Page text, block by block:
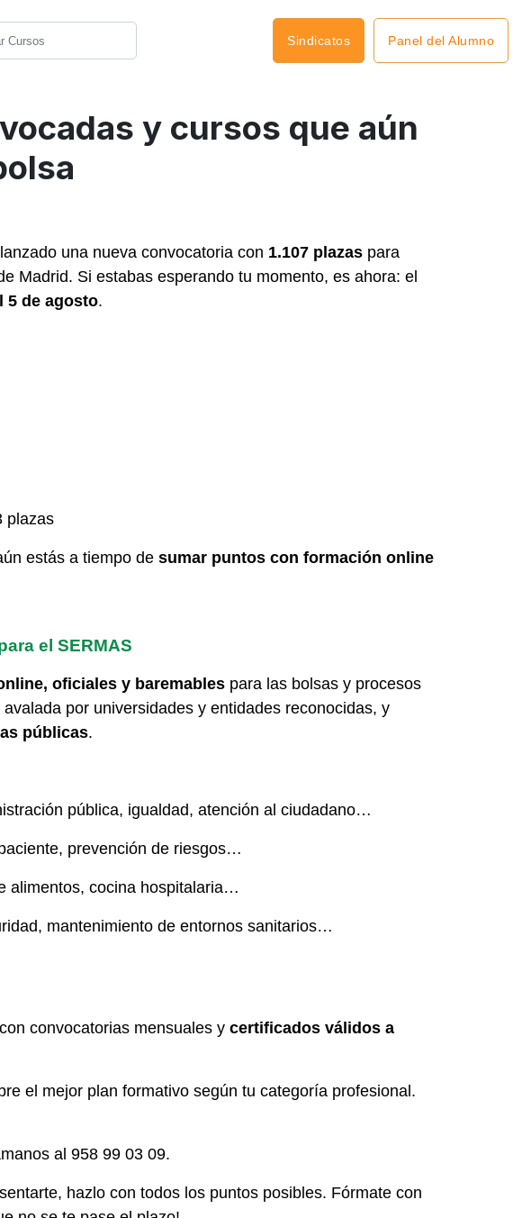
Sindicatos Panel del Alumno
y cursos que aún
una nueva convocatoria con 1.107 plazas para
Madrid. Si estabas esperando tu momento, es ahora: el
5 de agosto.
plazas
estás a tiempo desumar puntos con formación online
el SERMAS
oficiales y baremables para las bolsas y procesos
por universidades y entidades reconocidas, y
públicas.
pública, igualdad, atención al ciudadano…
prevención de riesgos…
alimentos, cocina hospitalaria…
mantenimiento de entornos sanitarios…
convocatorias mensuales ycertificados válidos a
el mejor plan formativo según tu categoría profesional.
al 958 99 03 09.
hazlo con todos los puntos posibles. Fórmate con